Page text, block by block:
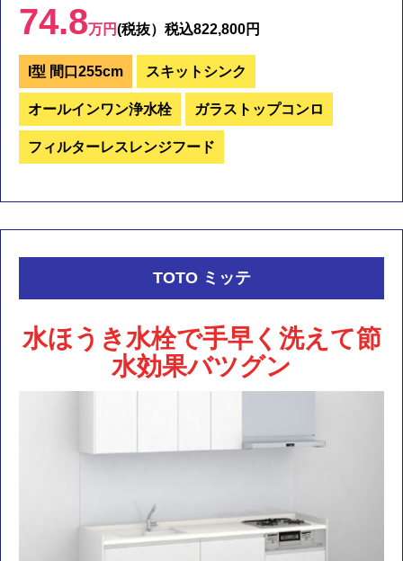
74.8万円(税抜） 税込822,800円
I型 間口255cm スキットシンク
オールインワン浄水栓 ガラストップコンロ
フィルターレスレンジフード
TOTO ミッテ
水ほうき水栓で手早く洗えて節
水効果バツグン